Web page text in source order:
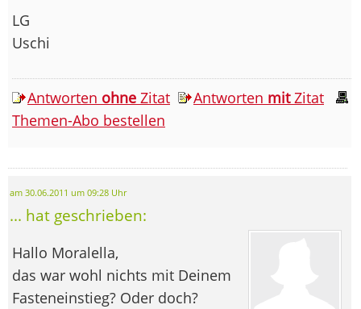
LG
Uschi
Antworten ohne Zitat Antworten mitZitat
Themen-Abo bestellen
am 30.06.2011 um 09:28 Uhr
... hat geschrieben:
Hallo Moralella,
das war wohl nichts mit Deinem
Fasteneinstieg? Oder doch?